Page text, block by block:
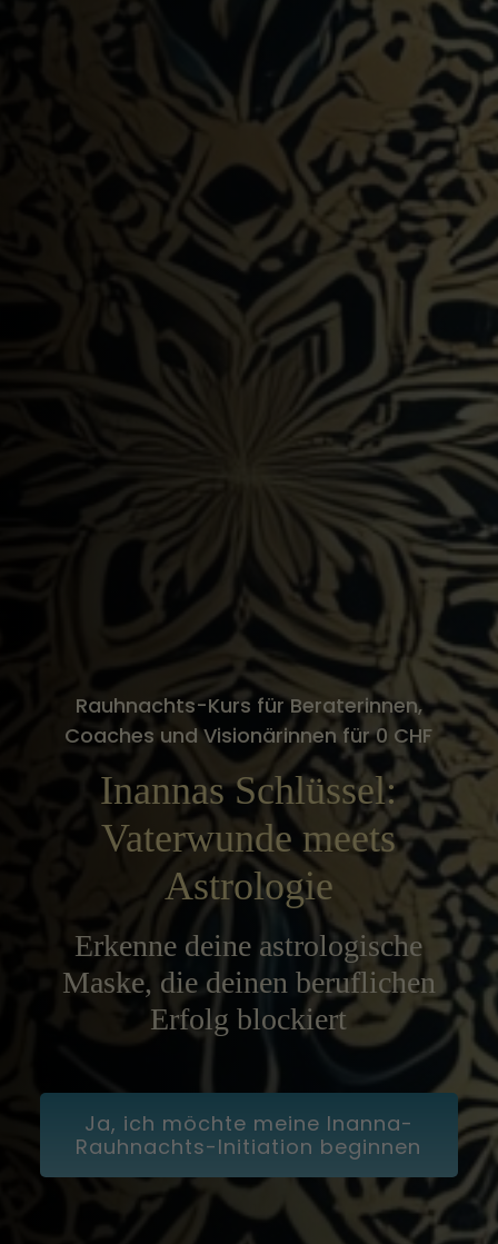
Rauhnachts-Kurs für Beraterinnen,
Coaches und Visionärinnen für 0 CHF
Inannas Schlüssel:
Vaterwunde meets
Astrologie
Erkenne deine astrologische
Maske, die deinen beruflichen
Erfolg blockiert
Ja, ich möchte meine Inanna-
Rauhnachts-Initiation beginnen